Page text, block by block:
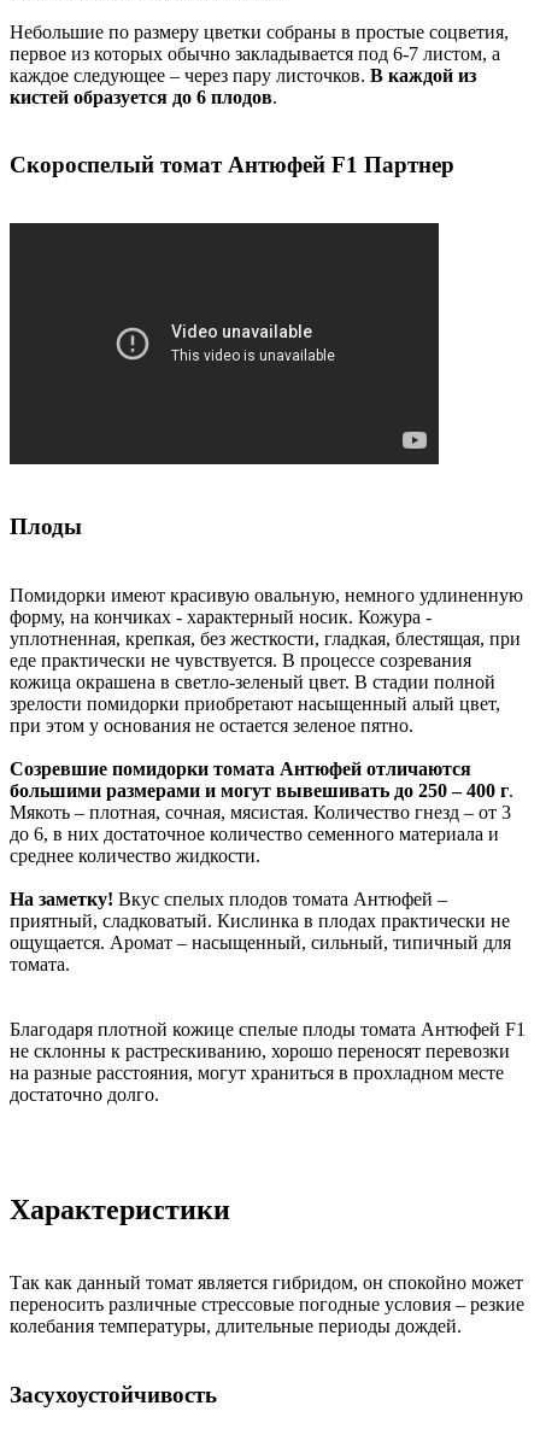
Небольшие по размеру цветки собраны в простые соцветия,
первое из которых обычно закладывается под 6-7 листом, а
каждое следующее – через пару листочков. В каждой из
кистей образуется до 6 плодов.
Скороспелый томат Антюфей F1 Партнер
Плоды
Помидорки имеют красивую овальную, немного удлиненную
форму, на кончиках - характерный носик. Кожура -
уплотненная, крепкая, без жесткости, гладкая, блестящая, при
еде практически не чувствуется. В процессе созревания
кожица окрашена в светло-зеленый цвет. В стадии полной
зрелости помидорки приобретают насыщенный алый цвет,
при этом у основания не остается зеленое пятно.
Созревшие помидорки томата Антюфей отличаются
большими размерами и могут вывешивать до 250 – 400 г.
Мякоть – плотная, сочная, мясистая. Количество гнезд – от 3
до 6, в них достаточное количество семенного материала и
среднее количество жидкости.
На заметку! Вкус спелых плодов томата Антюфей –
приятный, сладковатый. Кислинка в плодах практически не
ощущается. Аромат – насыщенный, сильный, типичный для
томата.
Благодаря плотной кожице спелые плоды томата Антюфей F1
не склонны к растрескиванию, хорошо переносят перевозки
на разные расстояния, могут храниться в прохладном месте
достаточно долго.
Характеристики
Так как данный томат является гибридом, он спокойно может
переносить различные стрессовые погодные условия – резкие
колебания температуры, длительные периоды дождей.
Засухоустойчивость